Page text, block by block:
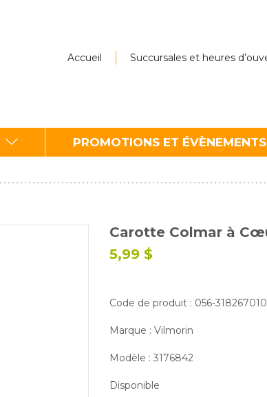
Accueil Succursales et heures
PROMOTIONS ET ÉVÈNEMENTS
Carotte Colmar à
5,99 $
Code de produit : 056-
Marque : Vilmorin
Modèle : 3176842
Disponible